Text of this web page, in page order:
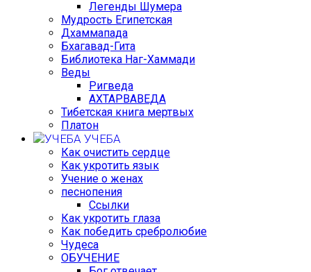
Легенды Шумера
Мудрость Египетская
Дхаммапада
Бхагавад-Гита
Библиотека Наг-Хаммади
Веды
Ригведа
АХТАРВАВЕДА
Тибетская книга мертвых
Платон
УЧЕБА
Как очистить сердце
Как укротить язык
Учение о женах
песнопения
Ссылки
Как укротить глаза
Как победить сребролюбие
Чудеса
ОБУЧЕНИЕ